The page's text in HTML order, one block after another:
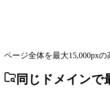
ページ全体を最大15,000px
同じドメインで